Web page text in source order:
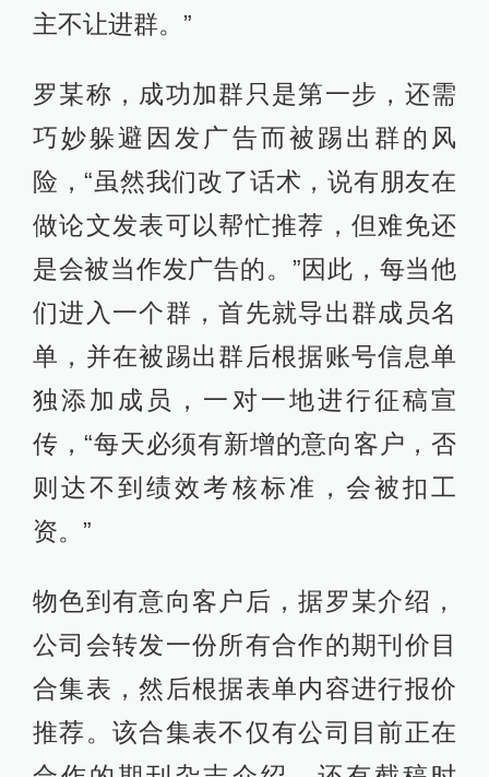
主不让进群。”
罗某称，成功加群只是第一步，还需
巧妙躲避因发广告而被踢出群的风
险，“虽然我们改了话术，说有朋友在
做论文发表可以帮忙推荐，但难免还
是会被当作发广告的。”因此，每当他
们进入一个群，首先就导出群成员名
单，并在被踢出群后根据账号信息单
独添加成员，一对一地进行征稿宣
传，“每天必须有新增的意向客户，否
则达不到绩效考核标准，会被扣工
资。”
物色到有意向客户后，据罗某介绍，
公司会转发一份所有合作的期刊价目
合集表，然后根据表单内容进行报价
推荐。该合集表不仅有公司目前正在